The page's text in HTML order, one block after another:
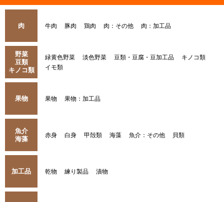
肉 牛肉 豚肉 鶏肉 肉：その他 肉：加工品
野菜
豆類
キノコ類
緑黄色野菜 淡色野菜 豆類・豆腐・豆加工品
キノコ類
イモ類
果物 果物 果物：加工品
魚介
海藻
赤身 白身 甲殻類 海藻 魚介：その他 貝類
加工品 乾物 練り製品 漬物